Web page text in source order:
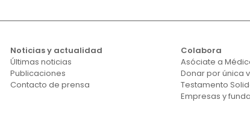
Noticias y actualidad
Últimas noticias
Publicaciones
Contacto de prensa
Colabora
Asóciate a
Donar por única
Testamento
Empresas y